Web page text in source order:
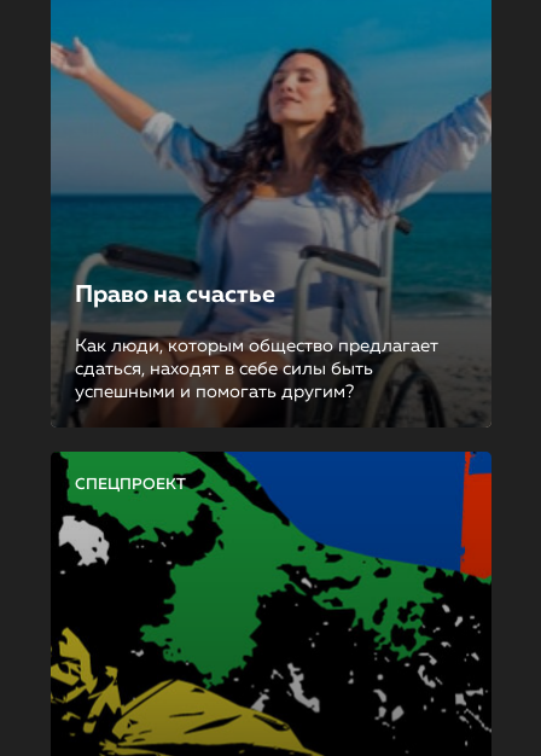
Право на счастье
Как люди, которым общество предлагает
сдаться, находят в себе силы быть
успешными и помогать другим?
СПЕЦПРОЕКТ